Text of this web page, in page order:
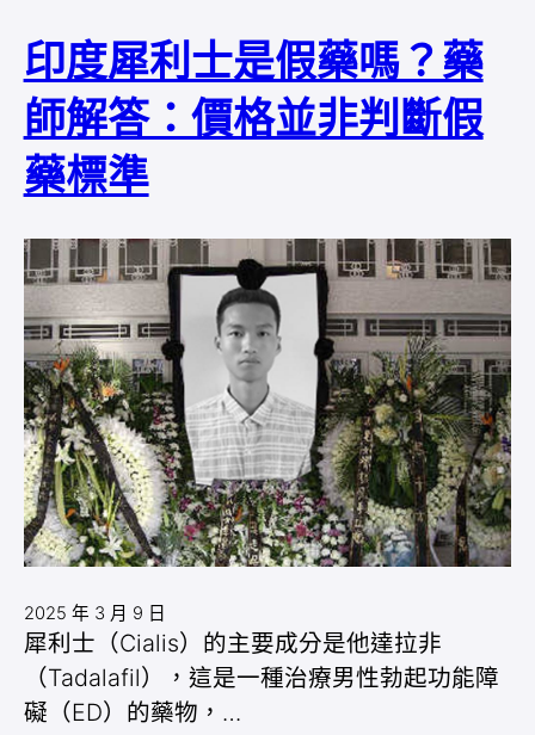
印度犀利士是假藥嗎？藥
師解答：價格並非判斷假
藥標準
2025 年 3 月 9 日
犀利士（Cialis）的主要成分是他達拉非
（Tadalafil），這是一種治療男性勃起功能障
礙（ED）的藥物，…